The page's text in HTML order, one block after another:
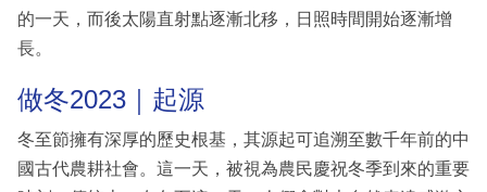
的一天，而後太陽直射點逐漸北移，日照時間開始逐漸增
長。
做冬2023｜起源
冬至節擁有深厚的歷史根基，其源起可追溯至數千年前的中
國古代農耕社會。這一天，被視為農民慶祝冬季到來的重要